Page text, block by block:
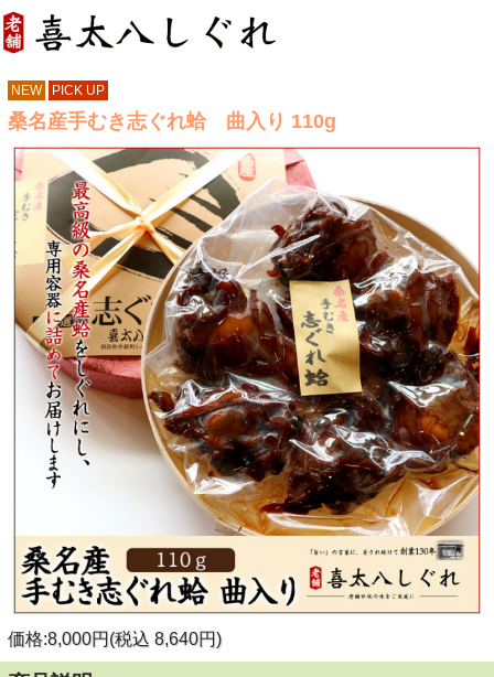
NEW PICK UP
桑名産手むき志ぐれ蛤 曲入り 110g
価格:8,000円(税込 8,640円)